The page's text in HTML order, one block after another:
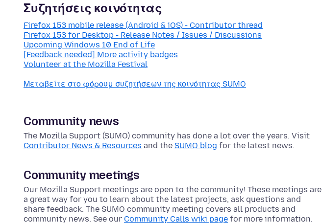
Συζητήσεις κοινότητας
Firefox 153 mobile release (Android & iOS) - Contributor thread
Firefox 153 for Desktop - Release Notes / Issues / Discussions
Upcoming Windows 10 End of Life
[Feedback needed] More activity badges
Volunteer at the Mozilla Festival
Μεταβείτε στο φόρουμ συζητήσεων της κοινότητας SUMO
Community news
The Mozilla Support (SUMO) community has done a lot over the years. Visit
Contributor News & Resources and the SUMO blog for the latest news.
Community meetings
Our Mozilla Support meetings are open to the community! These meetings are
a great way for you to learn about the latest projects, ask questions and
share feedback. The SUMO community meeting covers all products and
community news. See our Community Calls wiki page for more information.